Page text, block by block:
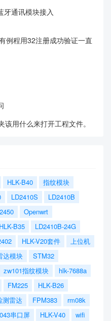
牙通讯模块接入
例程用32注册成功验证一直
用什么来打开工程文件。
HLK-B40
指纹模块
LD2410S
LD2410B
Openwrt
HLK-B35
LD2410B-24G
HLK-V20套件
上位机
达模块
STM32
zw101指纹模块
hlk-7688a
FM225
HLK-B26
测雷达 FPM383
rm08k
串口屏 HLK-V40
wifi